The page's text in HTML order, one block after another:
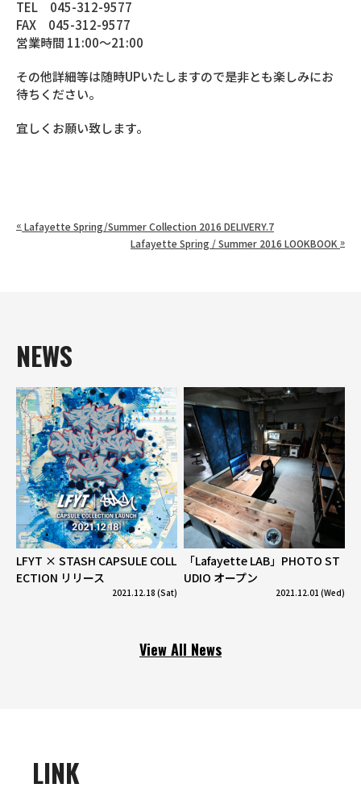
TEL 045-312-9577
FAX 045-312-9577
営業時間 11:00～21:00
その他詳細等は随時UPいたしますので是非とも楽しみにお
待ちください。
宜しくお願い致します。
« Lafayette Spring/Summer Collection 2016 DELIVERY.7
Lafayette Spring / Summer 2016 LOOKBOOK »
NEWS
LFYT × STASH CAPSULE COLL
ECTION リリース
2021.12.18 (Sat)
「Lafayette LAB」PHOTO ST
UDIO オープン
2021.12.01 (Wed)
View All News
LINK